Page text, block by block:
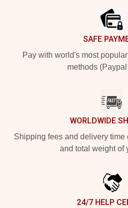
SAFE
Pay with world's most
methods
WORLDWIDE
Shipping fees and delivery time
and total weight of
24/7 HELP